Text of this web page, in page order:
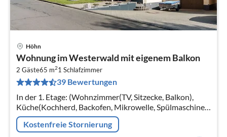
Höhn
Wohnung im Westerwald mit eigenem Balkon
2 Gäste65 m21 Schlafzimmer
39 Bewertungen
In der 1. Etage: (Wohnzimmer(TV, Sitzecke, Balkon),
Küche(Kochherd, Backofen, Mikrowelle, Spülmaschine,
Kühl-/Gefrierkombination), Schlafzimmer(Doppelbett
king size)
Kostenfreie Stornierung